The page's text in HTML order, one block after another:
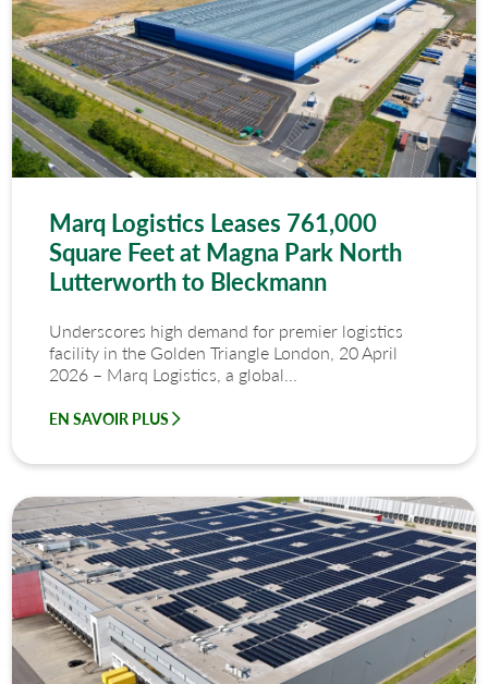
Marq Logistics Leases 761,000
Square Feet at Magna Park North
Lutterworth to Bleckmann
Underscores high demand for premier logistics
facility in the Golden Triangle London, 20 April
2026 – Marq Logistics, a global...
EN SAVOIR PLUS